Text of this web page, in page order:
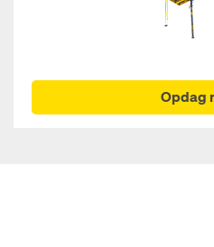
Opdag